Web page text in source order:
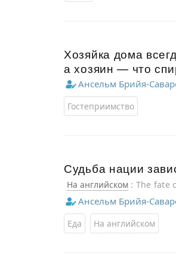
Хозяйка дома
а хозяин — что
Ансельм Брийя-
Гостеприимство
Судьба нации
На английском : The fate
Ансельм Брийя-
Еда На английском